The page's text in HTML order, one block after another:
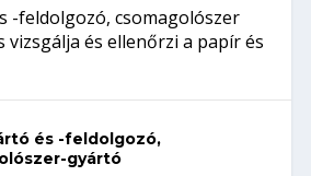
-feldolgozó, csomagolószer
és ellenőrzi a papír és
és -feldolgozó,
gyártó